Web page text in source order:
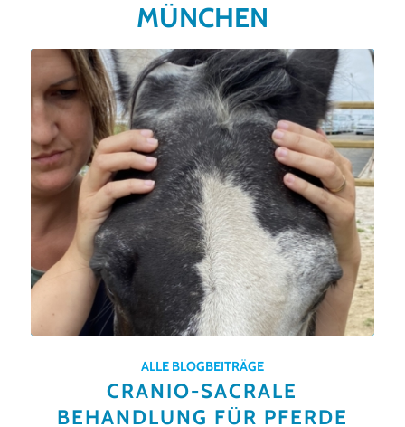
MÜNCHEN
ALLE BLOGBEITRÄGE
CRANIO-SACRALE
BEHANDLUNG FÜR PFERDE